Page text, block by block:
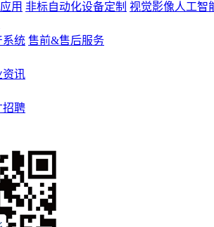
用 非标自动化设备定制 视觉影像人工智
系统 售前&售后服务
资讯
招聘